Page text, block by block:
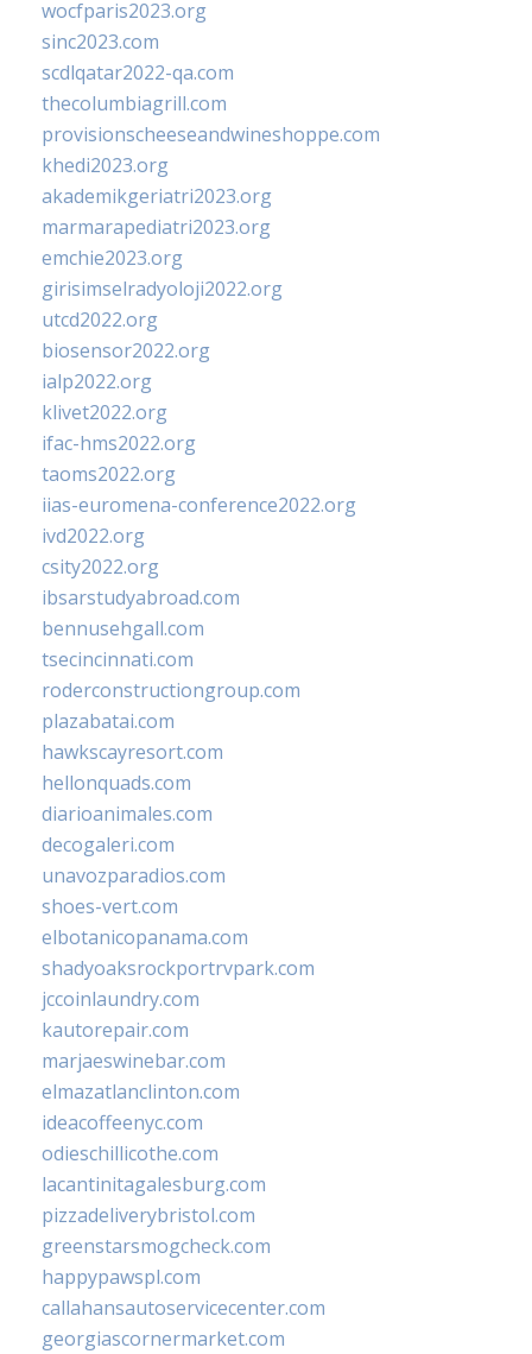
wocfparis2023.org
sinc2023.com
scdlqatar2022-qa.com
thecolumbiagrill.com
provisionscheeseandwineshoppe.com
khedi2023.org
akademikgeriatri2023.org
marmarapediatri2023.org
emchie2023.org
girisimselradyoloji2022.org
utcd2022.org
biosensor2022.org
ialp2022.org
klivet2022.org
ifac-hms2022.org
taoms2022.org
iias-euromena-conference2022.org
ivd2022.org
csity2022.org
ibsarstudyabroad.com
bennusehgall.com
tsecincinnati.com
roderconstructiongroup.com
plazabatai.com
hawkscayresort.com
hellonquads.com
diarioanimales.com
decogaleri.com
unavozparadios.com
shoes-vert.com
elbotanicopanama.com
shadyoaksrockportrvpark.com
jccoinlaundry.com
kautorepair.com
marjaeswinebar.com
elmazatlanclinton.com
ideacoffeenyc.com
odieschillicothe.com
lacantinitagalesburg.com
pizzadeliverybristol.com
greenstarsmogcheck.com
happypawspl.com
callahansautoservicecenter.com
georgiascornermarket.com